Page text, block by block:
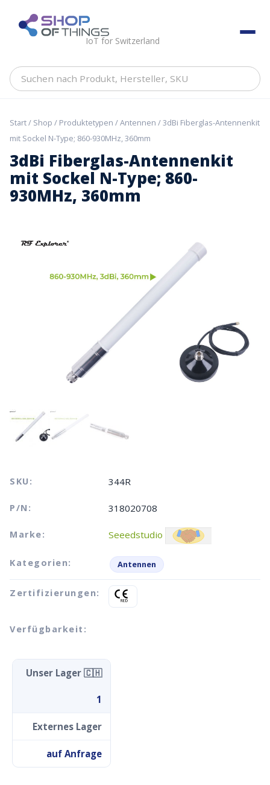
content ShopOfThings
IoT for Switzerland
Suchen
Hersteller,
Start/ Shop / Produktetypen /Antennen / 3dBi Fiberglas-Antennenkit
mit Sockel N-Type; 860-930MHz, 360mm
3dBi Fiberglas-Antennenkit
mit Sockel N-Type; 860-
930MHz, 360mm
SKU: 344R
P/N: 318020708
Marke: Seeedstudio
Kategorien: Antennen
Zertifizierungen:
Verfügbarkeit:
Unser Lager 🇨🇭
1
Externes Lager
auf Anfrage